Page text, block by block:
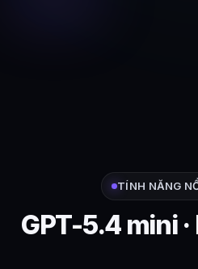
TÍNH NĂNG
GPT-5.4 mini